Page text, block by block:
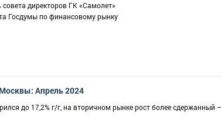
директоров ГК «Самолет»
Госдумы по финансовому рынку
Апрель 2024
до 17,2% г/г, на вторичном рынке рост более сдержанный –